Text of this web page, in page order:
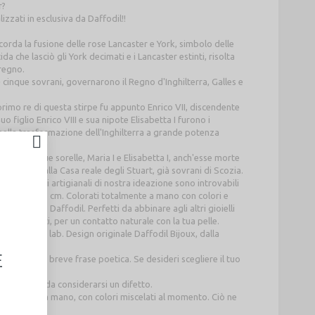
in esclusiva da Daffodil!!
la fusione delle rose Lancaster e York, simbolo delle
che lasciò gli York decimati e i Lancaster estinti, risolta
sovrani, governarono il Regno d'Inghilterra, Galles e
re di questa stirpe fu appunto Enrico VII, discendente
figlio Enrico VIII e sua nipote Elisabetta I furono i
trasformazione dell'Inghilterra a grande potenza
sue due sorelle, Maria I e Elisabetta I, anch'esse morte
inglese alla Casa reale degli Stuart, già sovrani di Scozia.
orecchini artigianali di nostra ideazione sono introvabili
circa 2,5 cm. Colorati totalmente a mano con colori e
dello stile Daffodil. Perfetti da abbinare agli altri gioielli
di vernici, per un contatto naturale con la tua pelle.
studio lab. Design originale Daffodil Bijoux, dalla
con una breve frase poetica. Se desideri scegliere il tuo
è quindi da considerarsi un difetto.
dipinti a mano, con colori miscelati al momento. Ciò ne